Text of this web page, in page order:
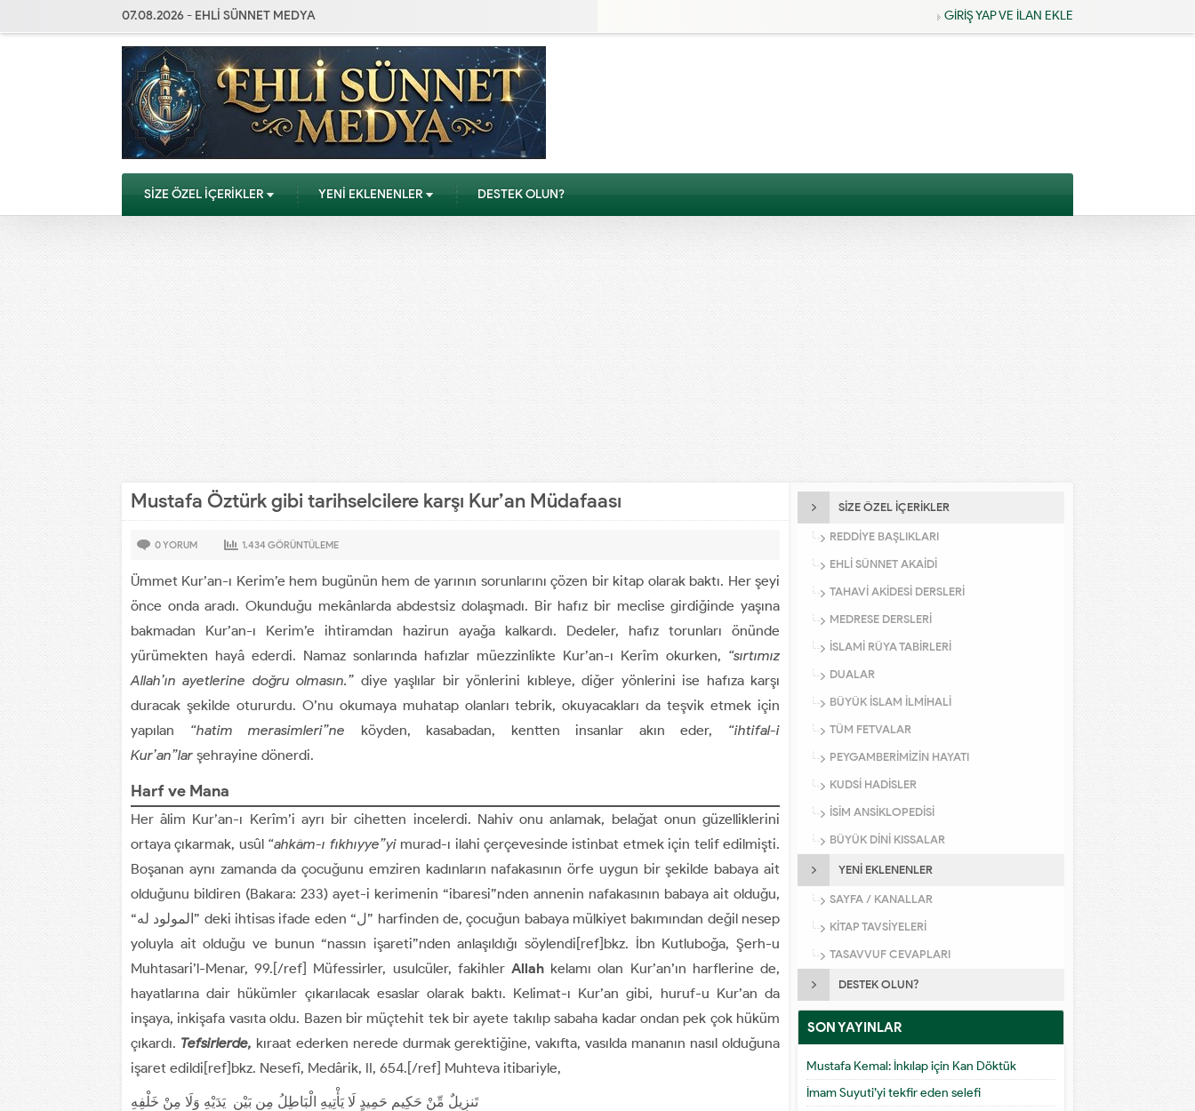
07.08.2026 - EHLİ SÜNNET MEDYA GİRİŞ YAP VE İLAN EKLE
SİZE ÖZEL İÇERİKLER YENİ EKLENENLER DESTEK OLUN?
Mustafa Öztürk gibi tarihselcilere karşı Kur’an Müdafaası
0YORUM 1.434 GÖRÜNTÜLEME
Ümmet Kur’an-ı Kerim’e hem bugünün hem de yarının sorunlarını çözen bir kitap olarak baktı. Her şeyi
önce onda aradı. Okunduğu mekânlarda abdestsiz dolaşmadı. Bir hafız bir meclise girdiğinde yaşına
bakmadan Kur’an-ı Kerim’e ihtiramdan hazirun ayağa kalkardı. Dedeler, hafız torunları önünde
yürümekten hayâ ederdi. Namaz sonlarında hafızlar müezzinlikte Kur’an-ı Kerîm okurken, “sırtımız
Allah’ın ayetlerine doğru olmasın.” diye yaşlılar bir yönlerini kıbleye, diğer yönlerini ise hafıza karşı
duracak şekilde otururdu. O’nu okumaya muhatap olanları tebrik, okuyacakları da teşvik etmek için
yapılan “hatim merasimleri”ne köyden, kasabadan, kentten insanlar akın eder, “ihtifal-i
Kur’an”lar şehrayine dönerdi.
Harf ve Mana
Her âlim Kur’an-ı Kerîm’i ayrı bir cihetten incelerdi. Nahiv onu anlamak, belağat onun güzelliklerini
ortaya çıkarmak, usûl “ahkâm-ı fıkhıyye”yimurad-ı ilahi çerçevesinde istinbat etmek için telif edilmişti.
Boşanan aynı zamanda da çocuğunu emziren kadınların nafakasının örfe uygun bir şekilde babaya ait
olduğunu bildiren (Bakara: 233) ayet-i kerimenin “ibaresi”nden annenin nafakasının babaya ait olduğu,
“المولود له” deki ihtisas ifade eden “ل” harfinden de, çocuğun babaya mülkiyet bakımından değil nesep
yoluyla ait olduğu ve bunun “nassın işareti”nden anlaşıldığı söylendi[ref]bkz. İbn Kutluboğa, Şerh-u
Muhtasari’l-Menar, 99.[/ref] Müfessirler, usulcüler, fakihler Allah kelamı olan Kur’an’ın harflerine de,
hayatlarına dair hükümler çıkarılacak esaslar olarak baktı. Kelimat-ı Kur’an gibi, huruf-u Kur’an da
inşaya, inkişafa vasıta oldu. Bazen bir müçtehit tek bir ayete takılıp sabaha kadar ondan pek çok hüküm
çıkardı. Tefsirlerde, kıraat ederken nerede durmak gerektiğine, vakıfta, vasılda mananın nasıl olduğuna
işaret edildi[ref]bkz. Nesefî, Medârik, II, 654.[/ref] Muhteva itibariyle,
تَنزِيلٌ مِّنْ حَكِيمٍ حَمِيدٍ لَا يَأْتِيهِ الْبَاطِلُ مِن بَيْنِ يَدَيْهِ وَلَا مِنْ خَلْفِهِ
SİZE ÖZEL İÇERİKLER
REDDİYE BAŞLIKLARI
EHLİ SÜNNET AKAİDİ
TAHAVİ AKİDESİ DERSLERİ
MEDRESE DERSLERİ
İSLAMİ RÜYA TABİRLERİ
DUALAR
BÜYÜK İSLAM İLMİHALİ
TÜM FETVALAR
PEYGAMBERİMİZİN HAYATI
KUDSİ HADİSLER
İSİM ANSİKLOPEDİSİ
BÜYÜK DİNİ KISSALAR
YENİ EKLENENLER
SAYFA / KANALLAR
KİTAP TAVSİYELERİ
TASAVVUF CEVAPLARI
DESTEK OLUN?
SON YAYINLAR
Mustafa Kemal: İnkılap için Kan Döktük
İmam Suyuti’yi tekfir eden selefi